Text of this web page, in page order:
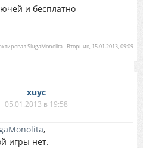
и бесплатно
SlugaMonolita- Вторник, 15.01.2013, 09:09
xuyc
05.01.2013 в 19:58
,
игры нет.